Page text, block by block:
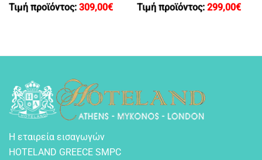
Τιμή προϊόντος: 309,00€
Τιμή προϊόντος: 299,00€
Η εταιρεία εισαγωγών
HOTELAND GREECE SMPC